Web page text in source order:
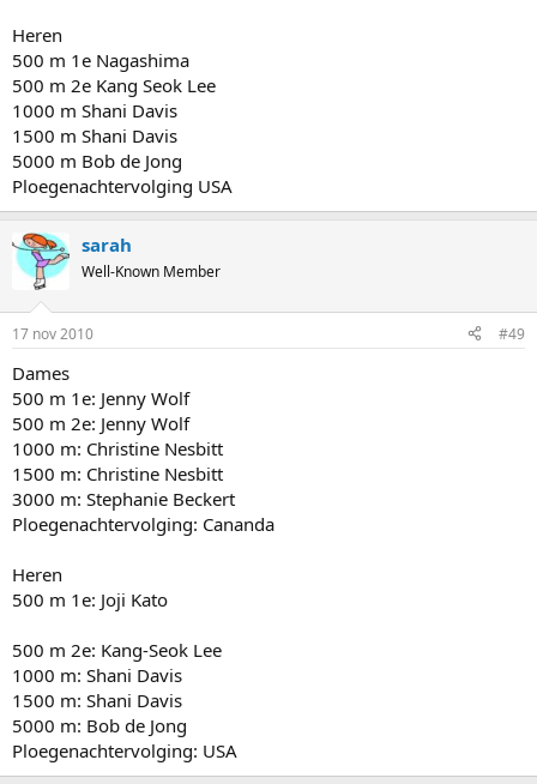
Heren
500 m 1e Nagashima
500 m 2e Kang Seok Lee
1000 m Shani Davis
1500 m Shani Davis
5000 m Bob de Jong
Ploegenachtervolging USA
sarah
Well-Known Member
17 nov 2010 #49
Dames
500 m 1e: Jenny Wolf
500 m 2e: Jenny Wolf
1000 m: Christine Nesbitt
1500 m: Christine Nesbitt
3000 m: Stephanie Beckert
Ploegenachtervolging: Cananda
Heren
500 m 1e: Joji Kato
500 m 2e: Kang-Seok Lee
1000 m: Shani Davis
1500 m: Shani Davis
5000 m: Bob de Jong
Ploegenachtervolging: USA